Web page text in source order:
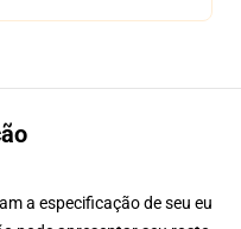
a especificação de seu eu